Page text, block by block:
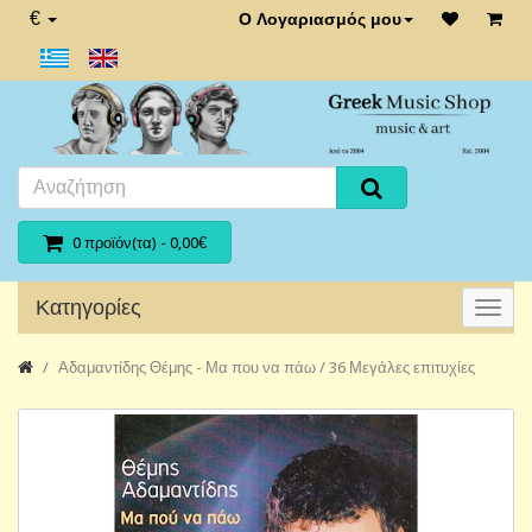
€ Ο Λογαριασμός μου
0 προϊόν(τα) - 0,00€
Κατηγορίες
Αδαμαντίδης Θέμης - Μα που να πάω / 36 Μεγάλες επιτυχίες